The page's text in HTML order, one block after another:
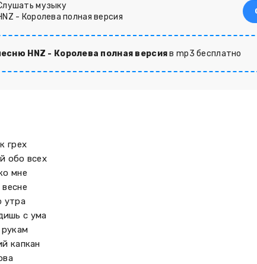
музыку
- Королева полная версия
HNZ - Королева полная версияв mp3 бесплатно
грех
обо всех
мне
утра
с ума
капкан